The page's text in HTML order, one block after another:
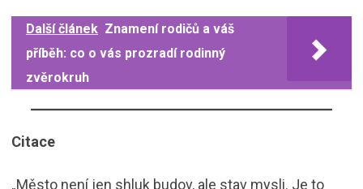
Další článek Znamení rodičů a váš
příběh: co o vás prozradí rodinný
zvěrokruh
Citace
„Město není jen shluk budov, ale stav mysli. Je to